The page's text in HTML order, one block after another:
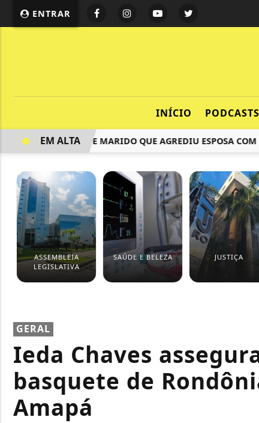
ENTRAR
INÍCIO PODCASTS
CIVIL PRENDE MARIDO QUE AGREDIU ESPOSA COM
EM ALTA
ASSEMBLEIA
LEGISLATIVA
SAÚDE E BELEZA JUSTIÇA
GERAL
Ieda Chaves
basquete de
Amapá